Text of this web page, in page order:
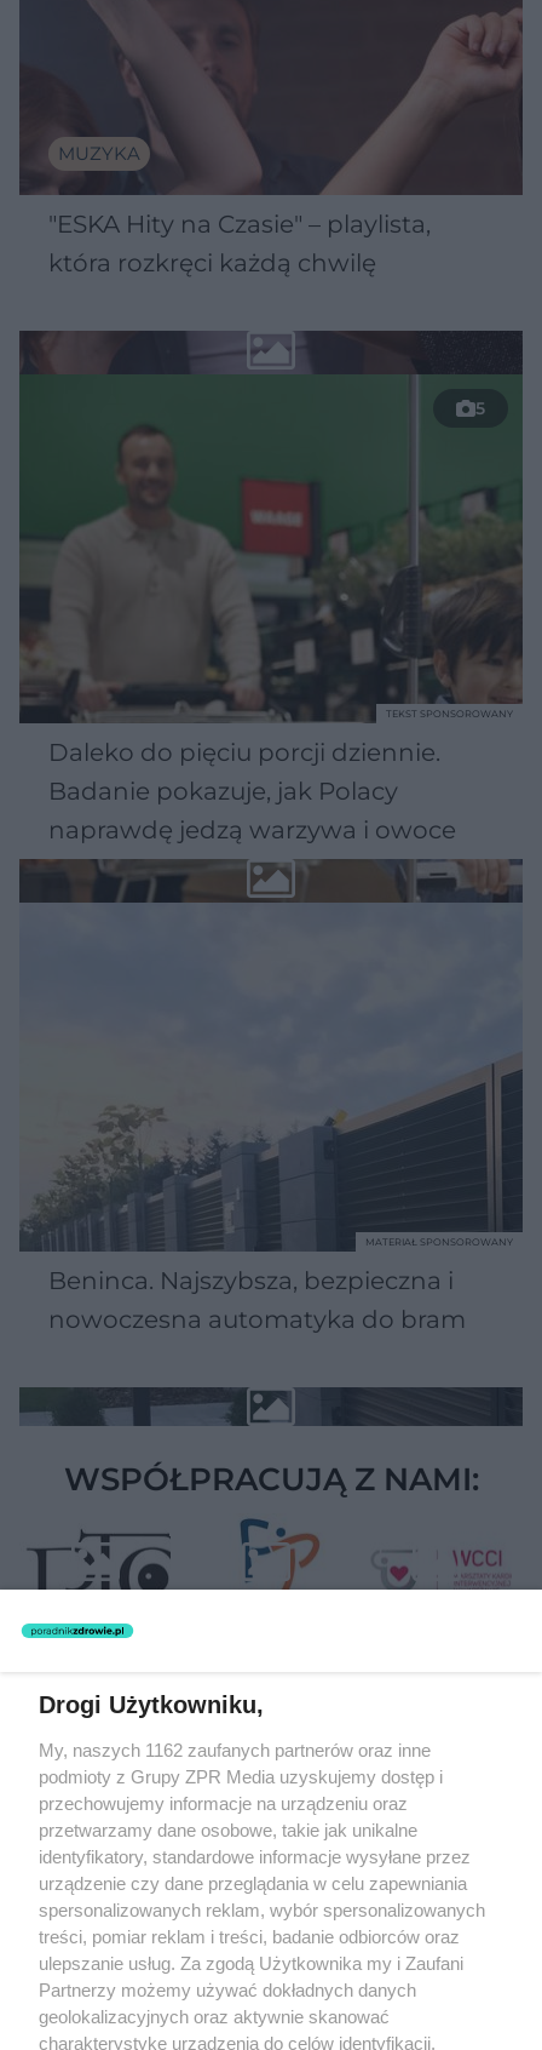
MUZYKA
"ESKA Hity na Czasie" – playlista,
która rozkręci każdą chwilę
5
Daleko do pięciu porcji dziennie.
Badanie pokazuje, jak Polacy
naprawdę jedzą warzywa i owoce
TEKST SPONSOROWANY
Beninca. Najszybsza, bezpieczna i
nowoczesna automatyka do bram
MATERIAŁ SPONSOROWANY
WSPÓŁPRACUJĄ Z NAMI:
rozpowszechniany lub dalej rozpowszechniany w jakikolwiek sposób
(w tym także elektroniczny lub mechaniczny) na jakimkolwiek polu
eksploatacji w jakiejkolwiek formie, włącznie z umieszczaniem w
Internecie bez pisemnej zgody właściciela praw. Jakiekolwiek użycie
lub wykorzystanie utworów w całości lub w części z naruszeniem
prawa, tzn. bez właściwej zgody, jest zabronione pod groźbą kary i
może być ścigane prawnie.
O nas
Drogi Użytkowniku,
My, naszych 1162 zaufanych partnerów oraz inne
podmioty z Grupy ZPR Media uzyskujemy dostęp i
przechowujemy informacje na urządzeniu oraz
przetwarzamy dane osobowe, takie jak unikalne
identyfikatory, standardowe informacje wysyłane przez
urządzenie czy dane przeglądania w celu zapewniania
spersonalizowanych reklam, wybór spersonalizowanych
treści, pomiar reklam i treści, badanie odbiorców oraz
ulepszanie usług. Za zgodą Użytkownika my i Zaufani
Partnerzy możemy używać dokładnych danych
geolokalizacyjnych oraz aktywnie skanować
charakterystykę urządzenia do celów identyfikacji.